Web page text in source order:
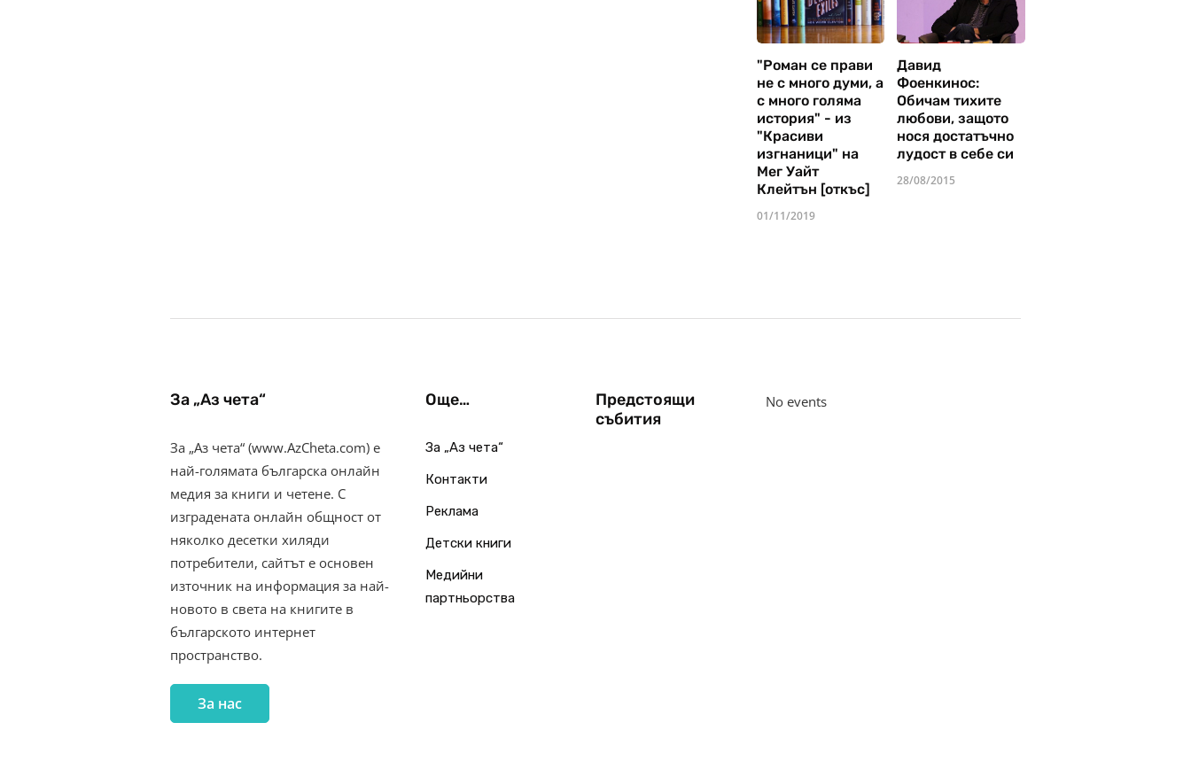
"Роман се прави
не с много думи, а
с много голяма
история" - из
"Красиви
изгнаници" на
Мег Уайт
Клейтън [откъс]
01/11/2019
Давид
Фоенкинос:
Обичам тихите
любови, защото
нося достатъчно
лудост в себе си
28/08/2015
За „Аз чета“
За „Аз чета“ (www.AzCheta.com) е
най-голямата българска онлайн
медия за книги и четене. С
изградената онлайн общност от
няколко десетки хиляди
потребители, сайтът е основен
източник на информация за най-
новото в света на книгите в
българското интернет
пространство.
За нас
Още…
За „Аз чета“
Контакти
Реклама
Детски книги
Медийни
партньорства
Предстоящи
събития
No events